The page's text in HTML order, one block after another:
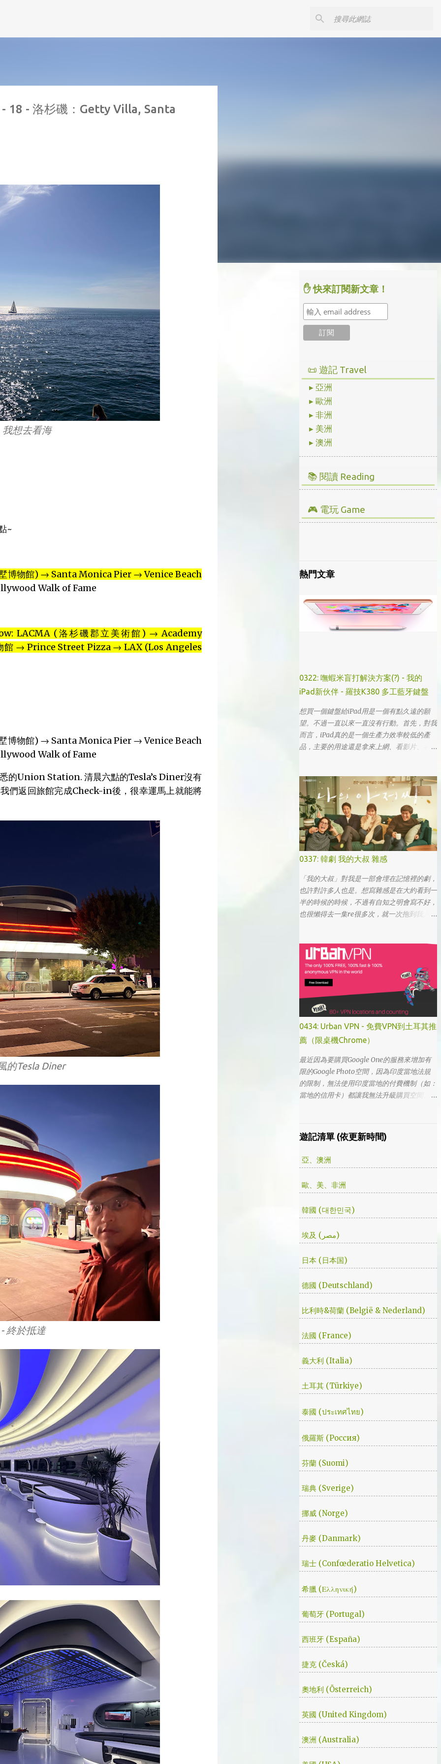
18 - 洛杉磯：Getty Villa, Santa
想去看海
~
博物館) → Santa Monica Pier → Venice Beach
Walk of Fame
LACMA (洛杉磯郡立美術館) → Academy
→ Prince Street Pizza → LAX (Los Angeles
博物館) → Santa Monica Pier → Venice Beach
Walk of Fame
的Union Station. 清晨六點的Tesla’s Diner沒有
們返回旅館完成Check-in後，很幸運馬上就能將
的Tesla Diner
終於抵達
✋ 快來訂閱新文章！
📜 遊記 Travel
▸ 亞洲
▸ 歐洲
▸ 非洲
▸ 美洲
▸ 澳洲
📚 閱讀 Reading
▸ 經營管理
▸ 人文史地
🎮 電玩 Game
熱門文章
0322: 嘸蝦米盲打解決方案(?) - 我的
iPad新伙伴 - 羅技K380 多工藍牙鍵盤
想買一個鍵盤給iPad用是一個有點久遠的願
望。不過一直以來一直沒有行動。首先，對我
而言，iPad真的是一個生產力效率較低的產
品，主要的用途還是拿來上網、看影片、看小
出不太想帶滑鼠，所以動作還是比較慢)，這
兩者還是有效率多了。 想來想去，iPad能夠
比電腦還有生產力的部份可能會落在畫圖這一
塊吧... 可惜大一畫了一個學期的蛋之後，我就
知道我在這一塊應該是沒啥天份的XD
0337: 韓劇 我的大叔 雜感
「我的大叔」對我是一部會埋在記憶裡的劇，
也許對許多人也是。想寫雜感是在大約看到一
半的時候的時候，不過有自知之明會寫不好，
也很懶得去一集re很多次，就一次拖到我人生
的，想說該不會為了要創造話題，所以硬拍一
部老少配的題材吧。加上男女主角都不認識，
所以一直到播出了三、四集開始好評不斷，加
上面臨了美、日、韓劇的劇荒，個人又特愛喪
劇，我硬是在找出來看了一次…。 不得不說，
開頭的辦公室場景，打昆蟲的的情節和打在代
表頭上奇異動畫，讓我以為這是次世代的搞笑
辦公室劇。第一集看完的時候，說真的還真不
知道這部劇集要表達什麼 - 因為開頭讓我覺得
無厘頭的場景和後續開始步入至安的黑暗世
界，讓我好難入戲。 為什麼要作這飄蟲視角?
為什麼要加這些星星? 所以當我推這部戲給朋
友的時候，我和朋友說一定要撐過第一集，過
我還是在劇荒中，再重看第一集，意外的覺得
是講冷笑話的高手；至安那張毫無感情的臉，
無負擔，也讓我嚇到。 看這鏡頭有時候都不
津樂道的，這部劇的細節很多，值得細細品嚐
的對話其實摘錄不完。但對我而言整部劇會燒
了起來，應該是從第四集，大叔把至安找進辦
公室談判開始 - 因為在當下風向完全測不出
來。這太不韓劇了；接著至安把都俊永代表玩
弄掌心的談判…這倒底是怎麼樣風格的劇集，
難倒是推理劇嗎? 但是主角三兄弟與媽媽的鬥
嘴，這不應該是家庭劇嗎? 說到家庭劇，這部
被罵，媽媽放下便當離開，之後對他微笑的那
這編劇藥下的好猛，同一集還不肯放手。結尾
第四集，不禁讓我倍感期待，也開始每週期待
我就是PB的劇迷呀!!! 這應該是很感人的橋
飛往月球了… 看到這的時候只覺得大叔身體真
是好，我應該已經無法揹著媽...
0434: Urban VPN - 免費VPN到土耳其推
薦（限桌機Chrome）
最近因為要購買Google One的服務來增加有
限的Google Photo空間，因為印度當地法規
的限制，無法使用印度當地的付費機制（如：
當地的信用卡）都讓我無法升級購買空間。因
不少，而且還bundle了不少近年常提到的
VPN，像是NordVPN/ Surfshark等…但因為這
些VPN服務都已經沒有免費的試用期了… 在花
了幾個小時試了一下，目前與大家推薦的是
遊記清單 (依更新時間)
亞、澳洲
歐、美、非洲
韓國 (대한민국)
埃及 (مصر)
日本 (日本国)
德國 (Deutschland)
比利時&荷蘭 (België & Nederland)
法國 (France)
義大利 (Italia)
土耳其 (Türkiye)
泰國 (ประเทศไทย)
俄羅斯 (Россия)
芬蘭 (Suomi)
瑞典 (Sverige)
挪威 (Norge)
丹麥 (Danmark)
瑞士 (Confœderatio Helvetica)
希臘 (Ελληνική)
葡萄牙 (Portugal)
西班牙 (España)
捷克 (Česká)
奧地利 (Österreich)
英國 (United Kingdom)
澳洲 (Australia)